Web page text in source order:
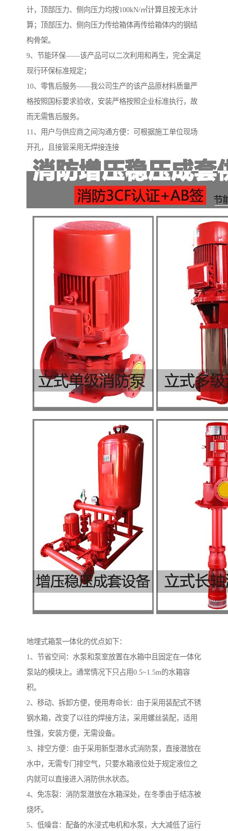
计，顶部压力、侧向压力均按100kN/㎡计算且按无水计
算；顶部压力、侧向压力传给箱体再传给箱体内的钢结
构骨架。
9、节能环保——该产品可以二次利用和再生，完全满足
现行环保标准规定；
10、零售后服务——我公司生产的该产品原材料质量严
格按照国标要求验收，安装严格按照企业标准执行，故
而无需售后服务。
11、用户与供应商之间沟通方便：可根据施工单位现场
开孔，且接管采用无焊接连接
地埋式箱泵一体化的优点如下：
1、节省空间：水泵和泵室放置在水箱中且固定在一体化
泵站的模块上。通常情况下只占用0.5~1.5m的水箱容
积。
2、移动、拆卸方便，使用寿命长：由于采用装配式不锈
钢水箱，改变了以往的焊接方法，采用螺丝装配，适用
性强，安装方便，无需设备。
3、排空方便：由于采用新型潜水式消防泵，直接潜放在
水中，无需专门排空气，只要水箱液位处于规定液位之
内就可以直接进入消防供水状态。
4、免冻裂：消防泵潜放在水箱深处，在冬季由于结冻被
烧坏。
5、低噪音：配备的水浸式电机和水泵，大大减低了运行